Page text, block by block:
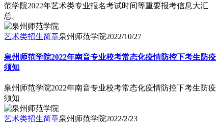
范学院2022年艺术类专业报名考试时间等重要报考信息大汇
总。
艺术类招生简章泉州师范学院2022/10/27
泉州师范学院2022年南音专业校考常态化疫情防控下考生防疫
须知
泉州师范学院2022年南音专业校考常态化疫情防控下考生防疫
须知
艺术类招生简章泉州师范学院2022/2/23